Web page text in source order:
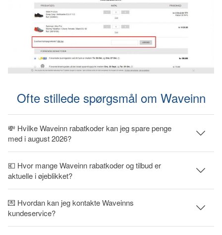
Ofte stillede spørgsmål om Waveinn
💸 Hvilke Waveinn rabatkoder kan jeg spare penge
med i august 2026?
💶 Hvor mange Waveinn rabatkoder og tilbud er
aktuelle i øjeblikket?
💌 Hvordan kan jeg kontakte Waveinns
kundeservice?